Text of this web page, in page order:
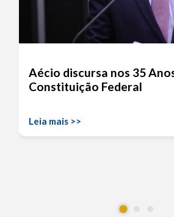
Aécio discursa nos 35
Constituição Federal
Leia mais >>